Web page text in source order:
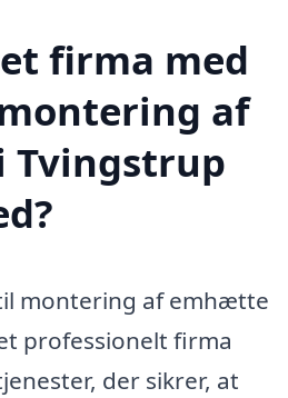
firma med
af
montering af emhætte
professionelt firma
der sikrer, at